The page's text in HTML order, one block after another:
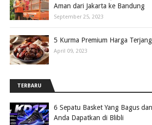
Aman dari Jakarta ke Bandung
September 25, 2023
5 Kurma Premium Harga
April 09, 2023
TERBARU
6 Sepatu Basket Yang Bagus
Anda Dapatkan di Blibli